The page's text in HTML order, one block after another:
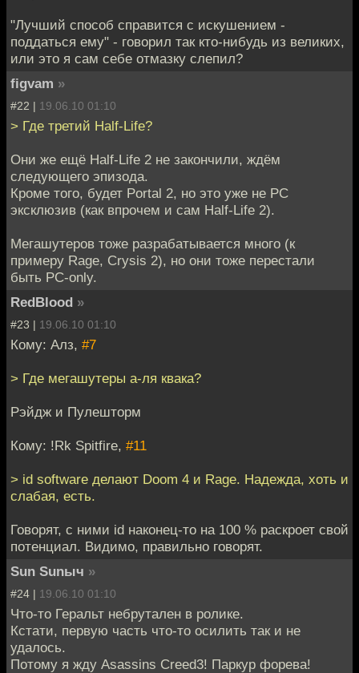
"Лучший способ справится с искушением -
поддаться ему" - говорил так кто-нибудь из великих,
или это я сам себе отмазку слепил?
figvam »
#22 | 19.06.10 01:10
> Где третий Half-Life?
Они же ещё Half-Life 2 не закончили, ждём
следующего эпизода.
Кроме того, будет Portal 2, но это уже не PC
эксклюзив (как впрочем и сам Half-Life 2).
Мегашутеров тоже разрабатывается много (к
примеру Rage, Crysis 2), но они тоже перестали
быть PC-only.
RedBlood »
#23 | 19.06.10 01:10
Кому: Алз, #7
> Где мегашутеры а-ля квака?
Рэйдж и Пулешторм
Кому: !Rk Spitfire, #11
> id software делают Doom 4 и Rage. Надежда, хоть и
слабая, есть.
Говорят, с ними id наконец-то на 100 % раскроет свой
потенциал. Видимо, правильно говорят.
Sun Sunыч »
#24 | 19.06.10 01:10
Что-то Геральт небрутален в ролике.
Кстати, первую часть что-то осилить так и не
удалось.
Потому я жду Asassins Creed3! Паркур форева!